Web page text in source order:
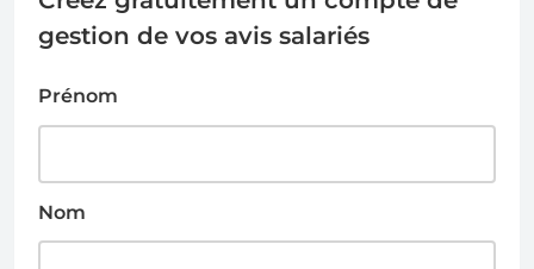
gestion de vos avis salariés
Prénom
Nom